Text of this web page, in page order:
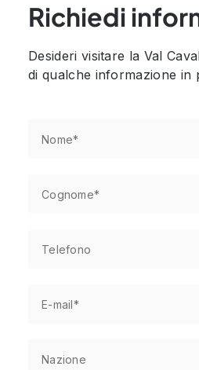
Richiedi
Desideri visitare la Val
di qualche informazione in